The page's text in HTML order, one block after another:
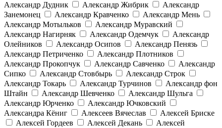
Александр Дудник
Александр Жибрик
Александр
Занемонец
Александр Кравченко
Александр Мень
Александр Мотыльков
Александр Муравский
Александр Нагирняк
Александр Одемчук
Александр
Олейников
Александр Осипов
Александр Пенязь
Александр Петриченко
Александр Плотников
Александр Прокопчук
Александр Савченко
Александр
Сипко
Александр Стовбырь
Александр Строк
Александр Токарь
Александр Турчинов
Александр фон
Штайн
Александр Шевченко
Александр Шульга
Александр Юрченко
Александр Ючковский
Александра Кёниг
Алексеев Вячеслав
Алексей Бриске
Алексей Гордеев
Алексей Декань
Алексей